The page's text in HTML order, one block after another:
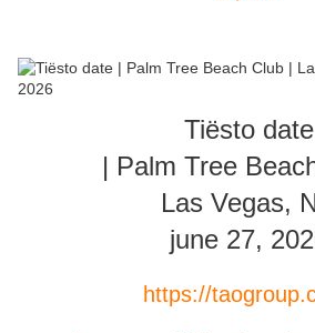
Tiësto date
| Palm Tree
Las Vegas,
june 27,
https://